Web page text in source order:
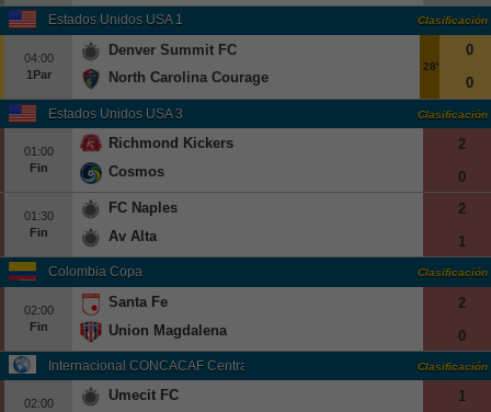
Estados Unidos USA 1 Clasificación
04:00
1Par
Denver Summit FC
North Carolina Courage
28'
0
0
Estados Unidos USA 3 Clasificación
01:00
Fin
Richmond Kickers
Cosmos
2
0
01:30
Fin
FC Naples
Av Alta
2
1
Colombia Copa Clasificación
02:00
Fin
Santa Fe
Union Magdalena
2
0
Internacional CONCACAF Central American Cup Grp. B Clasificación
02:00
Umecit FC
1